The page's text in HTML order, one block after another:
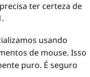
ter certeza de
usando
de mouse. Isso
puro. É seguro